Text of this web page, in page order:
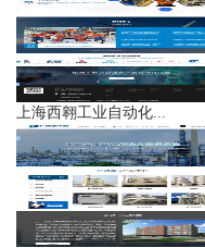
上海西翱工业自动化...